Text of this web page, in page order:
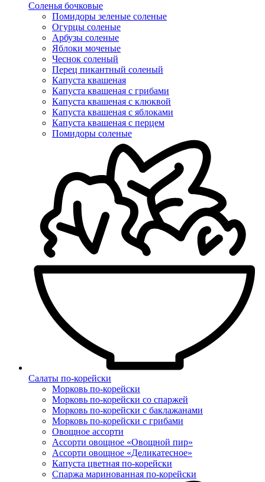
Соленья бочковые
Помидоры зеленые соленые
Огурцы соленые
Арбузы соленые
Яблоки моченые
Чеснок соленый
Перец пикантный соленый
Капуста квашеная
Капуста квашеная с грибами
Капуста квашеная с клюквой
Капуста квашеная с яблоками
Капуста квашеная с перцем
Помидоры соленые
Салаты по-корейски
Морковь по-корейски
Морковь по-корейски со спаржей
Морковь по-корейски с баклажанами
Морковь по-корейски с грибами
Овощное ассорти
Ассорти овощное «Овощной пир»
Ассорти овощное «Деликатесное»
Капуста цветная по-корейски
Спаржа маринованная по-корейски